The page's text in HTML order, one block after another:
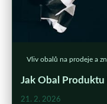
Vliv obalů na prodeje a
Jak Obal Produktu
21. 2. 2026